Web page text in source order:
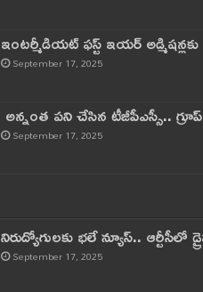
ఇంటర్మీడియట్ ఫస్ట్‌ ఇయర్‌
September 17, 2025
అన్నంత పని చేసిన టీజీపీఎస్సీ..
September 17, 2025
నిరుద్యోగులకు భలే న్యూస్.. ఆర్టీసీలో
September 17, 2025